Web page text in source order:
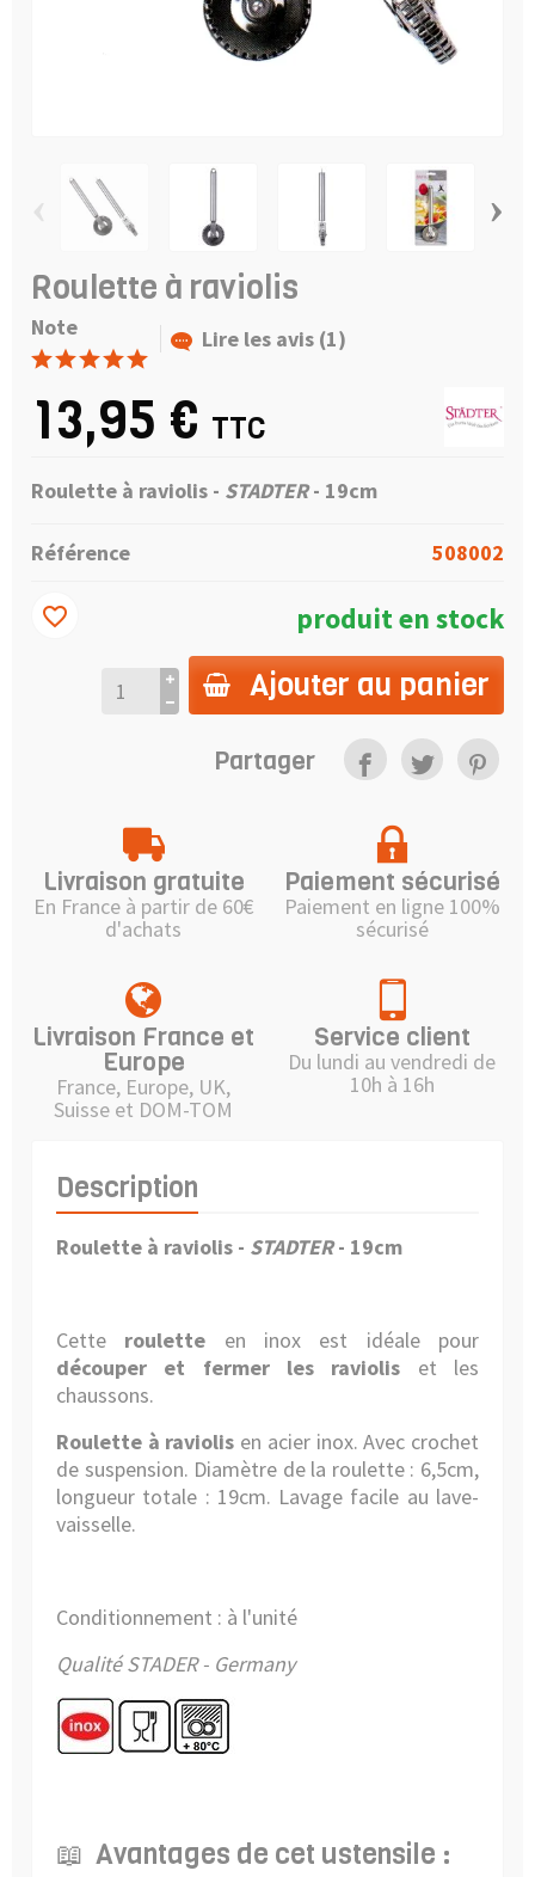
›
Roulette à raviolis
Note Lire les avis (1)
13,95 € TTC
Roulette à raviolis - STADTER- 19cm
Référence 508002
produit en stock
Ajouter au panier
favorite_border
Partager
Livraison gratuite
En France à partir de 60€
d'achats
Paiement sécurisé
Paiement en ligne 100%
sécurisé
Livraison France et
Europe
France, Europe, UK,
Suisse et DOM-TOM
Service client
Du lundi au vendredi de
10h à 16h
Description
Roulette à raviolis - STADTER- 19cm
Cette roulette en inox est idéale pour
découper et fermer les raviolis et les
chaussons.
Roulette à raviolis en acier inox. Avec crochet
de suspension. Diamètre de la roulette : 6,5cm,
longueur totale : 19cm. Lavage facile au lave-
vaisselle.
Conditionnement : à l'unité
Qualité STADER - Germany
📖 Avantages de cet ustensile :